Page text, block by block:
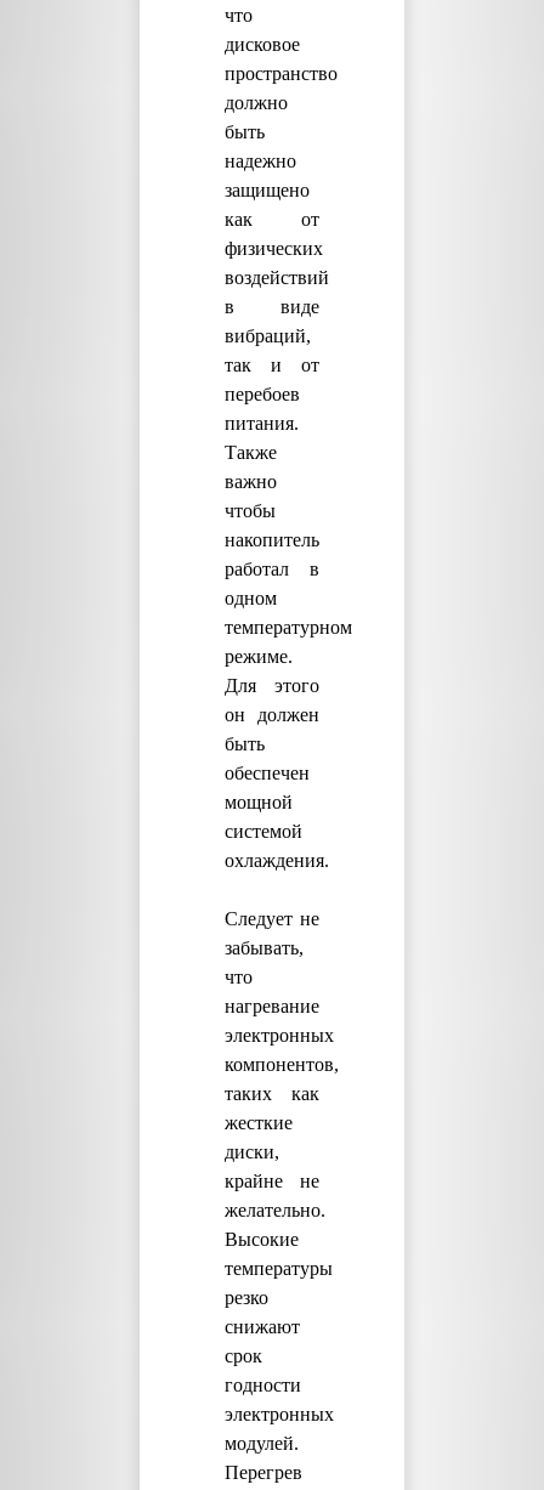
что
дисковое
пространство
должно
быть
надежно
защищено
как от
физических
воздействий
в виде
вибраций,
так и от
перебоев
питания.
Также
важно
чтобы
накопитель
работал в
одном
температурном
режиме.
Для этого
он должен
быть
обеспечен
мощной
системой
охлаждения.
Следует не
забывать,
что
нагревание
электронных
компонентов,
таких как
жесткие
диски,
крайне не
желательно.
Высокие
температуры
резко
снижают
срок
годности
электронных
модулей.
Перегрев